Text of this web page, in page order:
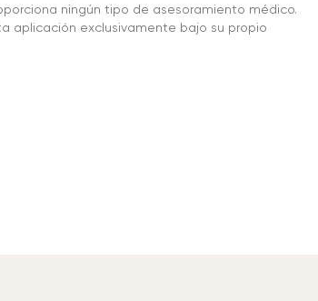
ningún tipo de asesoramiento médico.
aplicación exclusivamente bajo su propio